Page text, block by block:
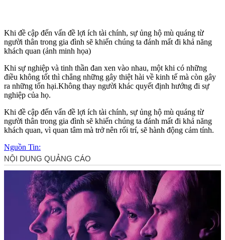
Khi đề cập đến vấn đề lợi ích tài chính, sự ủng hộ mù quáng từ
người thân trong gia đình sẽ khiến chúng ta đánh mất đi khả năng
khách quan (ảnh minh họa)
Khi sự nghiệp và tinh thần đan xen vào nhau, một khi có những
điều không tốt thì chẳng những gây thiệt hài về kinh tế mà còn gây
ra những tổn hại.Không thay người khác quyết định hướng đi sự
nghiệp của họ.
Khi đề cập đến vấn đề lợi ích tài chính, sự ủng hộ mù quáng từ
người thân trong gia đình sẽ khiến chúng ta đánh mất đi khả năng
khách quan, vì quan tâm mà trở nên rối trí, sẽ hành động cảm tính.
Nguồn Tin: